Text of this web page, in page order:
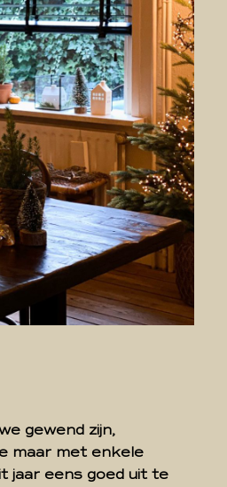
gewend zijn,
maar met enkele
jaar eens goed uit te